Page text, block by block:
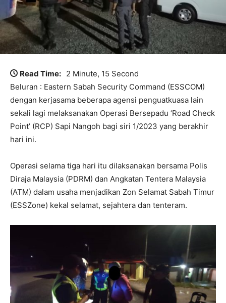
Read Time: 2 Minute, 15 Second
Beluran : Eastern Sabah Security Command (ESSCOM)
dengan kerjasama beberapa agensi penguatkuasa lain
sekali lagi melaksanakan Operasi Bersepadu ‘Road Check
Point’ (RCP) Sapi Nangoh bagi siri 1/2023 yang berakhir
hari ini.
Operasi selama tiga hari itu dilaksanakan bersama Polis
Diraja Malaysia (PDRM) dan Angkatan Tentera Malaysia
(ATM) dalam usaha menjadikan Zon Selamat Sabah Timur
(ESSZone) kekal selamat, sejahtera dan tenteram.